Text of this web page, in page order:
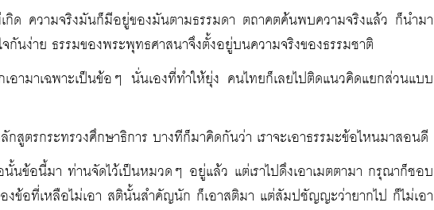
กิด ความจริงมันก็มีอยู่ของมันตามธรรมดา ตถาคตค้นพบความจริงแล้ว ก็นำมา
กันง่าย ธรรมของพระพุทธศาสนาจึงตั้งอยู่บนความจริงของธรรมชาติ
อามาเฉพาะเป็นข้อๆ นั่นเองที่ทำให้ยุ่ง คนไทยก็เลยไปติดแนวคิดแยกส่วนแบบ
สูตรกระทรวงศึกษาธิการ บางทีก็มาคิดกันว่า เราจะเอาธรรมะข้อไหนมาสอนดี
นั้นข้อนี้มา ท่านจัดไว้เป็นหมวดๆ อยู่แล้ว แต่เราไปดึงเอาเมตตามา กรุณาก็ชอบ
งข้อที่เหลือไม่เอา สตินั้นสำคัญนัก ก็เอาสติมา แต่สัมปชัญญะว่ายากไป ก็ไม่เอา